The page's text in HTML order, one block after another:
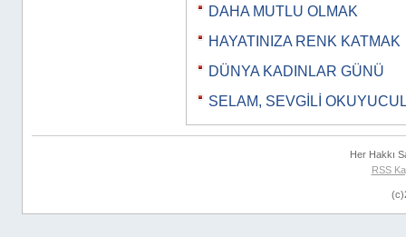
DAHA MUTLU OLMAK
HAYATINIZA RENK KATMAK
DÜNYA KADINLAR GÜNÜ
SELAM, SEVGİLİ
Her Hakkı
RSS